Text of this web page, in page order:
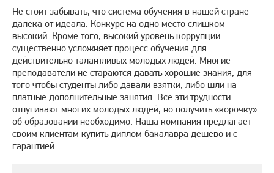
Не стоит забывать, что система обучения в нашей стране
далека от идеала. Конкурс на одно место слишком
высокий. Кроме того, высокий уровень коррупции
существенно усложняет процесс обучения для
действительно талантливых молодых людей. Многие
преподаватели не стараются давать хорошие знания, для
того чтобы студенты либо давали взятки, либо шли на
платные дополнительные занятия. Все эти трудности
отпугивают многих молодых людей, но получить «корочку»
об образовании необходимо. Наша компания предлагает
своим клиентам купить диплом бакалавра дешево и с
гарантией.